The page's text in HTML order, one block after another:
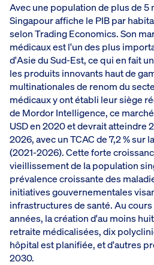
Avec une population de plus de 5
Singapour affiche le PIB par
selon Trading Economics. Son
médicaux est l'un des plus
d'Asie du Sud-Est, ce qui en fait
les produits innovants haut de
multinationales de renom du
médicaux y ont établi leur siège
de Mordor Intelligence, ce
USD en 2020 et devrait atteindre
2026, avec un TCAC de 7,2 % sur
(2021-2026). Cette forte
vieillissement de la population
prévalence croissante des
initiatives gouvernementales
infrastructures de santé. Au
années, la création d'au moins
retraite médicalisées, dix
hôpital est planifiée, et d'autres
2030.